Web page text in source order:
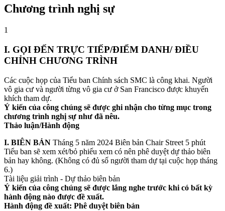
Chương trình nghị sự
1
I. GỌI ĐẾN TRỰC TIẾP/ĐIỂM DANH/ ĐIỀU
CHỈNH CHƯƠNG TRÌNH
Các cuộc họp của Tiểu ban Chính sách SMC là công khai. Người
vô gia cư và người từng vô gia cư ở San Francisco được khuyến
khích tham dự.
Ý kiến của công chúng sẽ được ghi nhận cho từng mục trong
chương trình nghị sự như đã nêu.
Thảo luận/Hành động
I. BIÊN BẢN Tháng 5 năm 2024 Biên bản Chair Street 5 phút
Tiểu ban sẽ xem xét/bỏ phiếu xem có nên phê duyệt dự thảo biên
bản hay không. (Không có đủ số người tham dự tại cuộc họp tháng
6.)
Tài liệu giải trình - Dự thảo biên bản
Ý kiến của công chúng sẽ được lắng nghe trước khi có bất kỳ
hành động nào được đề xuất.
Hành động đề xuất: Phê duyệt biên bản